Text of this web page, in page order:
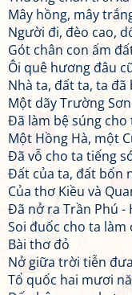
Mây hồng, mây
Người đi, đèo cao,
Gót chân con ấm
Ôi quê hương đâu
Nhà ta, đất ta, ta đã
Một dãy Trường
Đã làm bệ súng cho
Một Hồng Hà, một
Đã vỗ cho ta tiếng
Đất của ta, đất bốn
Của thơ Kiều và
Đã nở ra Trần Phú -
Soi đuốc cho ta
Bài thơ đỏ
Nở giữa trời tiễn đưa
Tổ quốc hai mươi